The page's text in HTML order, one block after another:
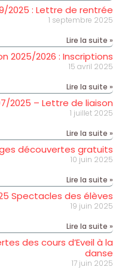
2025 : Lettre de rentrée
1 septembre 2025
Lire la suite »
2025/2026 : Inscriptions
15 avril 2025
Lire la suite »
2025 – Lettre de liaison
1 juillet 2025
Lire la suite »
découvertes gratuits
10 juin 2025
Lire la suite »
Spectacles des élèves
19 juin 2025
Lire la suite »
des cours d’Eveil à la
danse
17 juin 2025